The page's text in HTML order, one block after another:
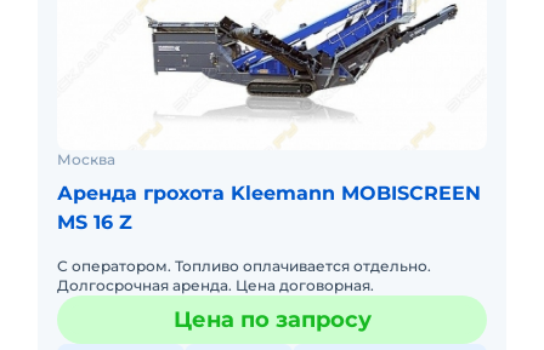
Москва
Аренда грохота Kleemann MOBISCREEN
MS 16 Z
С оператором. Топливо оплачивается отдельно.
Долгосрочная аренда. Цена договорная.
Цена по запросу